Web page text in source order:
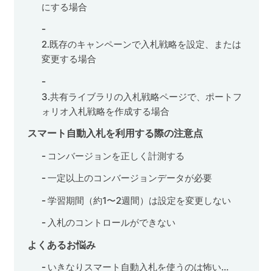
にする場合
2.既存のキャンペーンで入札戦略を設定、または
変更する場合
3.共有ライブラリの入札戦略ページで、ポートフ
ォリオ入札戦略を作成する場合
スマート自動入札を利用する際の注意点
コンバージョンを正しく計測する
一定以上のコンバージョンデータが必要
学習期間（約1〜2週間）は設定を変更しない
入札のコントロールができない
よくあるお悩み
いきなりスマート自動入札を使うのは怖い…